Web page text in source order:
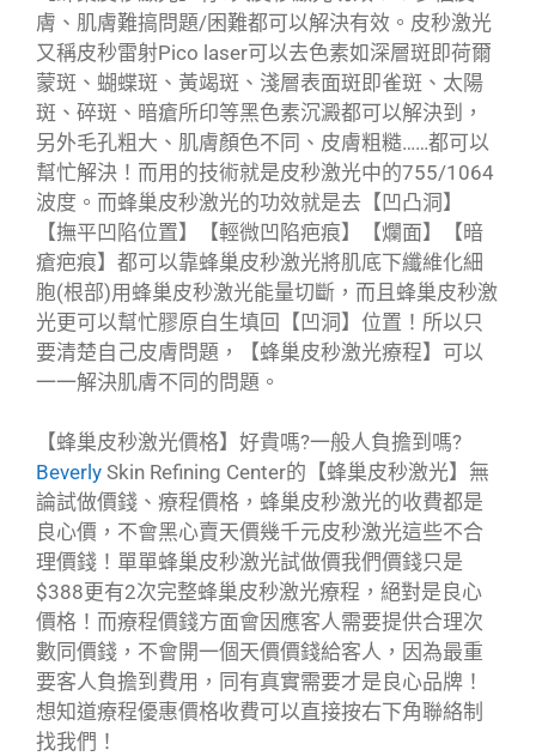
膚、肌膚難搞問題/困難都可以解決有效。皮秒激光
又稱皮秒雷射Pico laser可以去色素如深層斑即荷爾
蒙斑、蝴蝶斑、黃竭斑、淺層表面斑即雀斑、太陽
斑、碎斑、暗瘡所印等黑色素沉澱都可以解決到，
另外毛孔粗大、肌膚顏色不同、皮膚粗糙……都可以
幫忙解決！而用的技術就是皮秒激光中的755/1064
波度。而蜂巢皮秒激光的功效就是去【凹凸洞】
【撫平凹陷位置】【輕微凹陷疤痕】【爛面】【暗
瘡疤痕】都可以靠蜂巢皮秒激光將肌底下纖維化細
胞(根部)用蜂巢皮秒激光能量切斷，而且蜂巢皮秒激
光更可以幫忙膠原自生填回【凹洞】位置！所以只
要清楚自己皮膚問題，【蜂巢皮秒激光療程】可以
一一解決肌膚不同的問題。
【蜂巢皮秒激光價格】好貴嗎?一般人負擔到嗎?
Beverly Skin Refining Center的【蜂巢皮秒激光】無
論試做價錢、療程價格，蜂巢皮秒激光的收費都是
良心價，不會黑心賣天價幾千元皮秒激光這些不合
理價錢！單單蜂巢皮秒激光試做價我們價錢只是
$388更有2次完整蜂巢皮秒激光療程，絕對是良心
價格！而療程價錢方面會因應客人需要提供合理次
數同價錢，不會開一個天價價錢給客人，因為最重
要客人負擔到費用，同有真實需要才是良心品牌！
想知道療程優惠價格收費可以直接按右下角聯絡制
找我們！